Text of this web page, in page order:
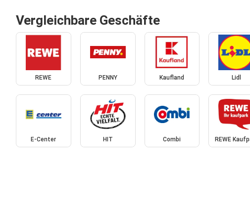
Vergleichbare Geschäfte
REWE PENNY Kaufland Lidl
E-Center HIT Combi REWE